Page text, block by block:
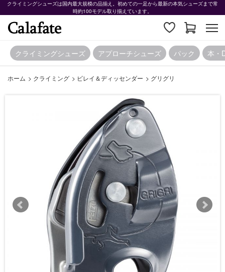
クライミングシューズは国内最大規模の品揃え。初めての一足から最新の本気シューズまで常
時約100モデル取り揃えています。
クライミングシューズ アプローチシューズ パック 本・
ホーム > クライミング > ビレイ＆ディッセンダー > グリグリ